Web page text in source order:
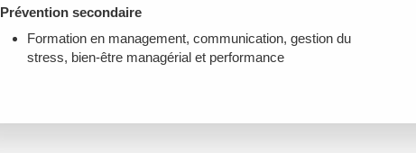
Prévention secondaire
Formation en management, communication, gestion du
stress, bien-être managérial et performance